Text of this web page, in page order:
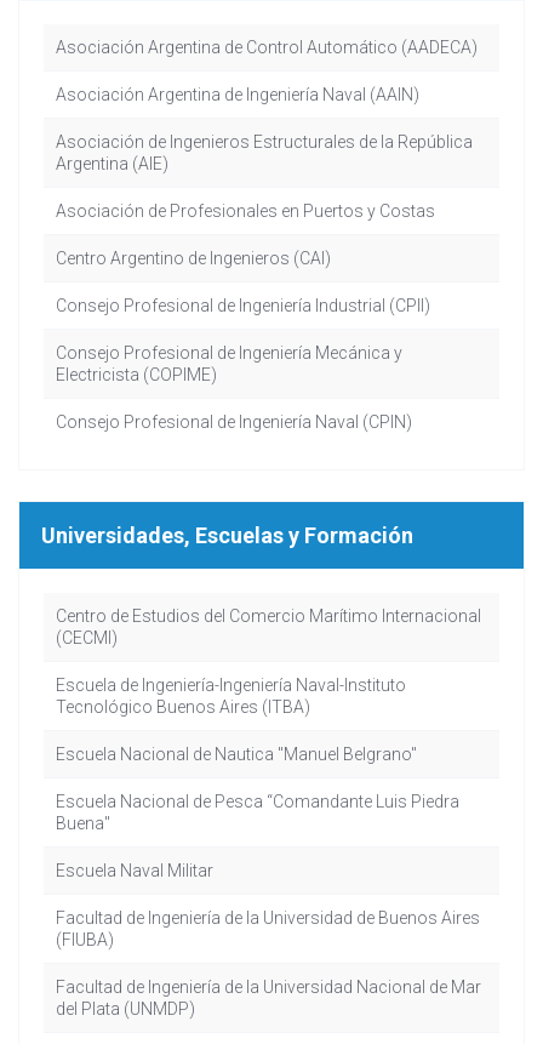
Asociación Argentina de Control Automático (AADECA)
Asociación Argentina de Ingeniería Naval (AAIN)
Asociación de Ingenieros Estructurales de la República
Argentina (AIE)
Asociación de Profesionales en Puertos y Costas
Centro Argentino de Ingenieros (CAI)
Consejo Profesional de Ingeniería Industrial (CPII)
Consejo Profesional de Ingeniería Mecánica y
Electricista (COPIME)
Consejo Profesional de Ingeniería Naval (CPIN)
Universidades, Escuelas y Formación
Centro de Estudios del Comercio Marítimo Internacional
(CECMI)
Escuela de Ingeniería-Ingeniería Naval-Instituto
Tecnológico Buenos Aires (ITBA)
Escuela Nacional de Nautica "Manuel Belgrano"
Escuela Nacional de Pesca “Comandante Luis Piedra
Buena"
Escuela Naval Militar
Facultad de Ingeniería de la Universidad de Buenos Aires
(FIUBA)
Facultad de Ingeniería de la Universidad Nacional de Mar
del Plata (UNMDP)